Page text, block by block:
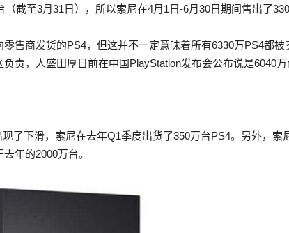
截至3月31日），所以索尼在4月1日-6月30日期间售出了330
售商发货的PS4，但这并不一定意味着所有6330万PS4都被
责，人盛田厚日前在中国PlayStation发布会公布说是6040万
了下滑，索尼在去年Q1季度出货了350万台PS4。另外，索
年的2000万台。